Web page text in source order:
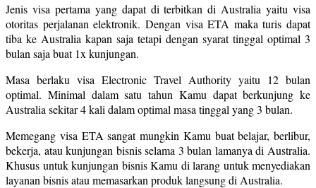
Jenis visa pertama yang dapat di terbitkan di Australia yaitu visa
otoritas perjalanan elektronik. Dengan visa ETA maka turis dapat
tiba ke Australia kapan saja tetapi dengan syarat tinggal optimal 3
bulan saja buat 1x kunjungan.
Masa berlaku visa Electronic Travel Authority yaitu 12 bulan
optimal. Minimal dalam satu tahun Kamu dapat berkunjung ke
Australia sekitar 4 kali dalam optimal masa tinggal yang 3 bulan.
Memegang visa ETA sangat mungkin Kamu buat belajar, berlibur,
bekerja, atau kunjungan bisnis selama 3 bulan lamanya di Australia.
Khusus untuk kunjungan bisnis Kamu di larang untuk menyediakan
layanan bisnis atau memasarkan produk langsung di Australia.